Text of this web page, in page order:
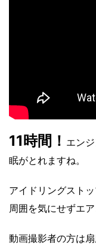
11時間！ エン
眠がとれますね。
アイドリングスト
周囲を気にせずエ
動画撮影者の方は